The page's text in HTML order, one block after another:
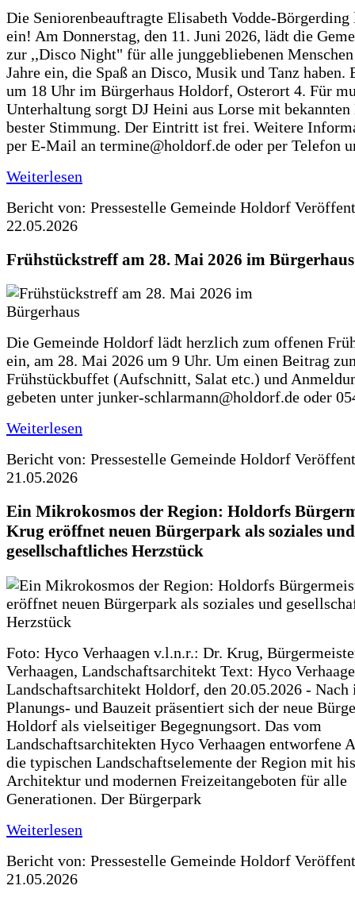
Die Seniorenbeauftragte Elisabeth Vodde-
ein! Am Donnerstag, den 11. Juni 2026, lädt die
zur ,,Disco Night" für alle junggebliebenen
Jahre ein, die Spaß an Disco, Musik und Tanz haben.
um 18 Uhr im Bürgerhaus Holdorf, Osterort 4. Für
Unterhaltung sorgt DJ Heini aus Lorse mit
bester Stimmung. Der Eintritt ist frei. Weitere
per E-Mail an termine@holdorf.de oder per Telefon
Weiterlesen
Bericht von: Pressestelle Gemeinde Holdorf
22.05.2026
Frühstückstreff am 28. Mai 2026 im Bürgerhaus
Die Gemeinde Holdorf lädt herzlich zum offenen
ein, am 28. Mai 2026 um 9 Uhr. Um einen Beitrag
Frühstückbuffet (Aufschnitt, Salat etc.) und
gebeten unter junker-schlarmann@holdorf.de oder
Weiterlesen
Bericht von: Pressestelle Gemeinde Holdorf
21.05.2026
Ein Mikrokosmos der Region: Holdorfs
Krug eröffnet neuen Bürgerpark als soziales und
gesellschaftliches Herzstück
Foto: Hyco Verhaagen v.l.n.r.: Dr. Krug,
Verhaagen, Landschaftsarchitekt Text: Hyco
Landschaftsarchitekt Holdorf, den 20.05.2026 - Nach
Planungs- und Bauzeit präsentiert sich der neue
Holdorf als vielseitiger Begegnungsort. Das vom
Landschaftsarchitekten Hyco Verhaagen entworfene
die typischen Landschaftselemente der Region mit
Architektur und modernen Freizeitangeboten für alle
Generationen. Der Bürgerpark
Weiterlesen
Bericht von: Pressestelle Gemeinde Holdorf
21.05.2026